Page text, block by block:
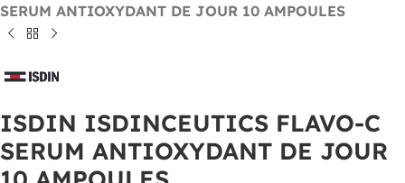
SERUM ANTIOXYDANT DE JOUR 10 AMPOULES
ISDIN ISDINCEUTICS FLAVO-C
SERUM ANTIOXYDANT DE JOUR